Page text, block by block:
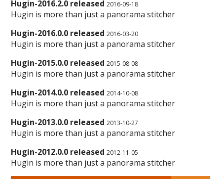
Hugin-2016.2.0 released 2016-09-18
Hugin is more than just a panorama stitcher
Hugin-2016.0.0 released 2016-03-20
Hugin is more than just a panorama stitcher
Hugin-2015.0.0 released 2015-08-08
Hugin is more than just a panorama stitcher
Hugin-2014.0.0 released 2014-10-08
Hugin is more than just a panorama stitcher
Hugin-2013.0.0 released 2013-10-27
Hugin is more than just a panorama stitcher
Hugin-2012.0.0 released 2012-11-05
Hugin is more than just a panorama stitcher